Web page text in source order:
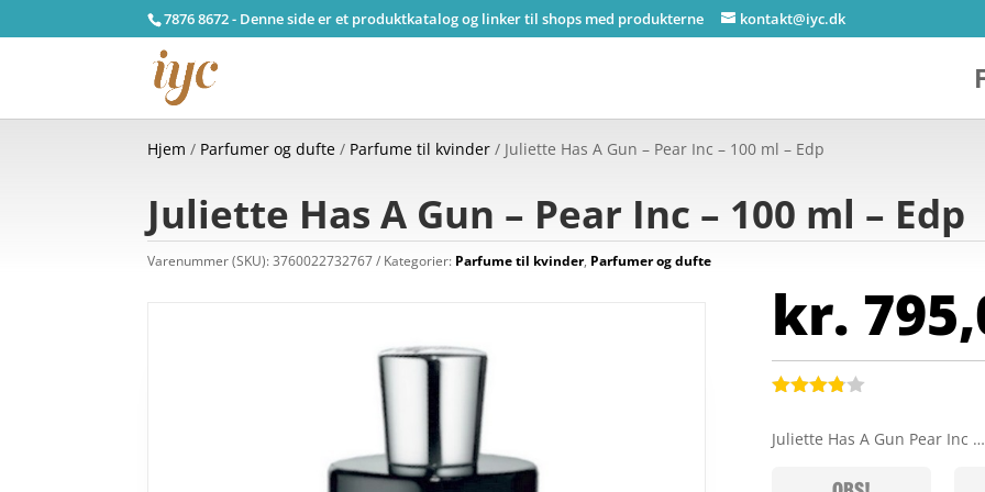
7876 8672 - Denne side er et produktkatalog og linker til shops med produkterne kontakt@iyc.dk
Hjem / Parfumer og dufte / Parfume til kvinder / Juliette Has A Gun – Pear Inc – 100 ml – Edp
Juliette Has A Gun – Pear Inc – 100 ml – Edp
Varenummer (SKU):3760022732767 Kategorier: Parfume til kvinder, Parfumer og dufte
kr.
ud af 5
Juliette Has A Gun Pear Inc